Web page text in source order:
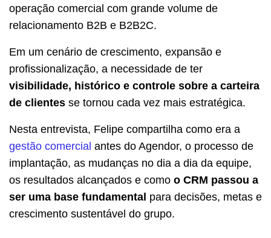
operação comercial com grande volume de
relacionamento B2B e B2B2C.
Em um cenário de crescimento, expansão e
profissionalização, a necessidade de ter
visibilidade, histórico e controle sobre a carteira
de clientes se tornou cada vez mais estratégica.
Nesta entrevista, Felipe compartilha como era a
gestão comercial antes do Agendor, o processo de
implantação, as mudanças no dia a dia da equipe,
os resultados alcançados e como o CRM passou a
ser uma base fundamental para decisões, metas e
crescimento sustentável do grupo.